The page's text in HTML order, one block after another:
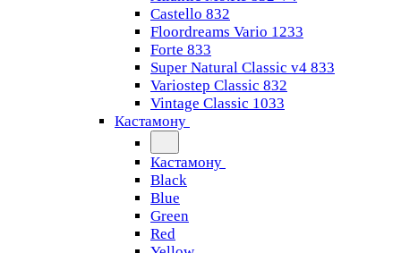
Castello 832
Floordreams Vario 1233
Forte 833
Super Natural Classic v4 833
Variostep Classic 832
Vintage Classic 1033
Кастамону
Кастамону
Black
Blue
Green
Red